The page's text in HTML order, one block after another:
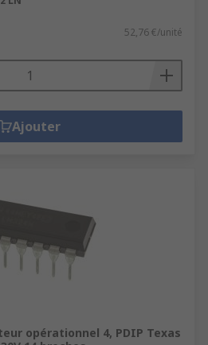
52,76 €/unité
Ajouter
opérationnel 4, PDIP Texas